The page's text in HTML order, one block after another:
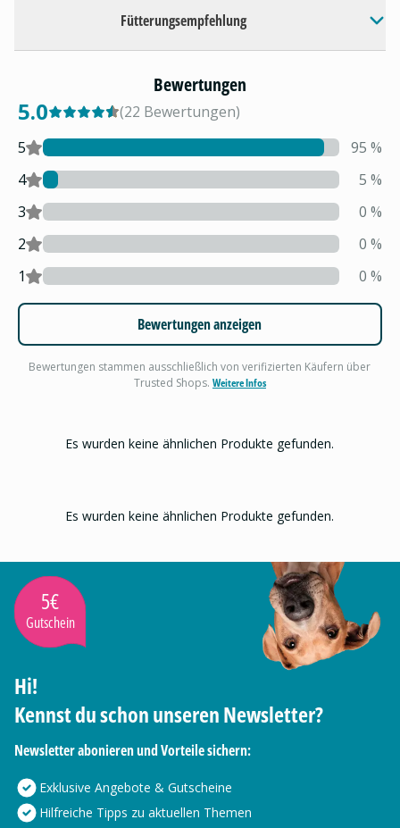
Fütterungsempfehlung
Bewertungen
5.0 (22 Bewertungen)
5
95 %
4
5 %
3
0 %
2
0 %
1
0 %
Bewertungen anzeigen
Bewertungen stammen ausschließlich von verifizierten Käufern über
Trusted Shops. Weitere Infos
Es wurden keine ähnlichen Produkte gefunden.
Es wurden keine ähnlichen Produkte gefunden.
5€
Gutschein
Hi!
Kennst du schon unseren Newsletter?
Newsletter abonieren und Vorteile sichern:
Exklusive Angebote & Gutscheine
Hilfreiche Tipps zu aktuellen Themen